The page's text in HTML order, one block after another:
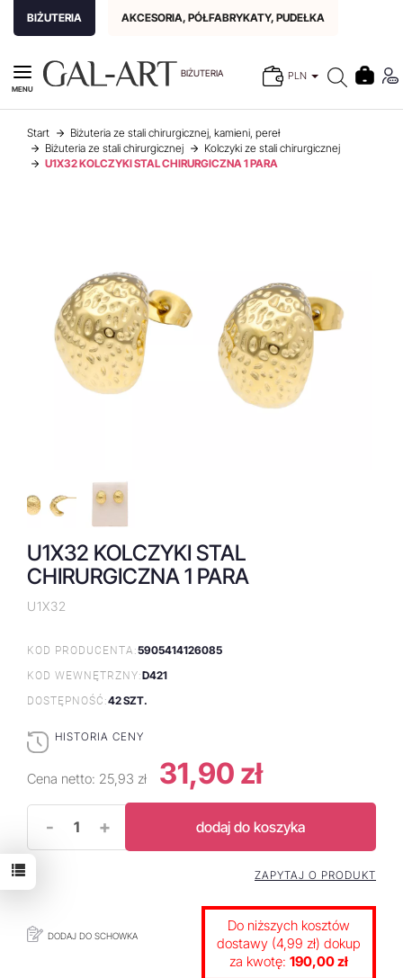
BIŻUTERIA AKCESORIA, PÓŁFABRYKATY, PUDEŁKA
BIŻUTERIA PLN
MENU
Start
Biżuteria ze stali chirurgicznej, kamieni, pereł
Biżuteria ze stali chirurgicznej
Kolczyki ze stali chirurgicznej
U1X32 KOLCZYKI STAL CHIRURGICZNA 1 PARA
U1X32 KOLCZYKI STAL
CHIRURGICZNA 1 PARA
U1X32
KOD PRODUCENTA:5905414126085
KOD WEWNĘTRZNY:D421
DOSTĘPNOŚĆ:42 SZT.
HISTORIA CENY
Cena netto: 25,93 zł 31,90 zł
- + dodaj do koszyka
DODAJ DO SCHOWKA
ZAPYTAJ O PRODUKT
Do niższych kosztów
dostawy (4,99 zł) dokup
za kwotę: 190,00 zł